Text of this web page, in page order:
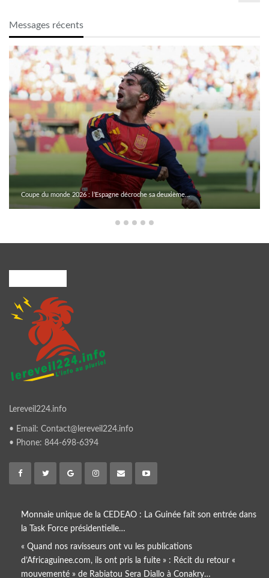
Messages récents
Coupe du monde 2026 : l’Espagne décroche sa deuxième…
Lereveil224.info
• Email: Contact@lereveil224.info
• Phone: 844-698-6394
Monnaie unique de la CEDEAO : La Guinée fait son entrée dans
la Task Force présidentielle…
« Quand nos ravisseurs ont vu les publications
d’Africaguinee.com, ils ont pris la fuite » : Récit du retour «
mouvementé » de Rabiatou Sera Diallo à Conakry…